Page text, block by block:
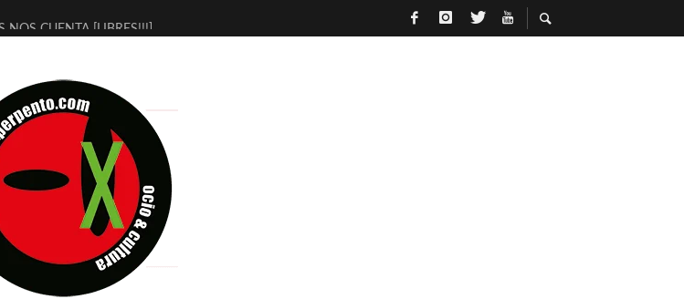
NOS CUENTA [LIBRES!!!]
GUERRERO ZAMORA
DIRECTOR TEATRAL CLAUDIO TOLCACHIR
LA KATARSIS DEL TOMATAZO
[BITÁCORA 3.0] EN EXVITA
EN EXVITA [RELATIVA SENCILLEZ]
INTERPRETANDO A SERRAT